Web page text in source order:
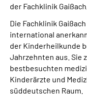
der Fachklinik
Die Fachklinik
international
der Kinderheilkunde
Jahrzehnten aus. Sie
bestbesuchten
Kinderärzte und
süddeutschen Raum.